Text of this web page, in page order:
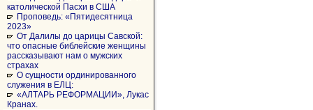
католической Пасхи в США
Проповедь: «Пятидесятница
2023»
От Далилы до царицы Савской:
что опасные библейские женщины
рассказывают нам о мужских
страхах
О сущности ординированного
служения в ЕЛЦ:
«АЛТАРЬ РЕФОРМАЦИИ», Лукас
Кранах.